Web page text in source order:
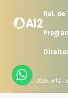
Rel. de
© 2007 - 2026. A12 -